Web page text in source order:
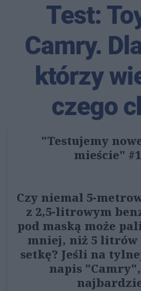
Test:
Camry.
którzy
czego
"Testujemy
mieście"
Czy niemal 5-
z 2,5-litrowym
pod maską może
mniej, niż 5 litrów
setkę? Jeśli na
napis